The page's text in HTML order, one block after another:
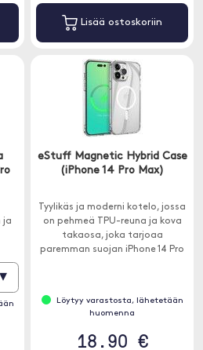
Lisää ostoskoriin
ja
▾
eStuff Magnetic Hybrid Case
(iPhone 14 Pro Max)
Tyylikäs ja moderni kotelo, jossa
on pehmeä TPU-reuna ja kova
takaosa, joka tarjoaa
paremman suojan iPhone 14 Pro
Löytyy varastosta, lähetetään
huomenna
18.90 €